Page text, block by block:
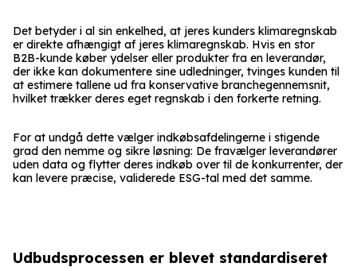
Det betyder i al sin enkelhed, at jeres kunders klimaregnskab
er direkte afhængigt af jeres klimaregnskab. Hvis en stor
B2B-kunde køber ydelser eller produkter fra en leverandør,
der ikke kan dokumentere sine udledninger, tvinges kunden til
at estimere tallene ud fra konservative branchegennemsnit,
hvilket trækker deres eget regnskab i den forkerte retning.
For at undgå dette vælger indkøbsafdelingerne i stigende
grad den nemme og sikre løsning: De fravælger leverandører
uden data og flytter deres indkøb over til de konkurrenter, der
kan levere præcise, validerede ESG-tal med det samme.
Udbudsprocessen er blevet standardiseret